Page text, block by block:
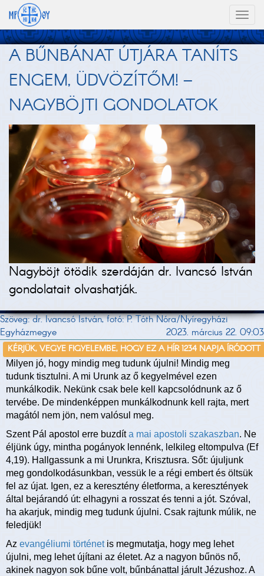
A BŰNBÁNAT ÚTJÁRA TANÍTS
ENGEM, ÜDVÖZÍTŐM! –
NAGYBÖJTI GONDOLATOK
Nagyböjt ötödik szerdáján dr. Ivancsó István
gondolatait olvashatják.
Szöveg: dr. Ivancsó István, fotó: P. Tóth Nóra/Nyíregyházi
Egyházmegye
2023. március 22. 09:03
KÉRJÜK, VEGYE FIGYELEMBE, HOGY EZ A HÍR 1234 NAPJA ÍRÓDOTT
Milyen jó, hogy mindig meg tudunk újulni! Mindig meg
tudunk tisztulni. A mi Urunk az ő kegyelmével ezen
munkálkodik. Nekünk csak bele kell kapcsolódnunk az ő
tervébe. De mindenképpen munkálkodnunk kell rajta, mert
magától nem jön, nem valósul meg.
Szent Pál apostol erre buzdíta mai apostoli szakaszban. Ne
éljünk úgy, mintha pogányok lennénk, lelkileg eltompulva (Ef
4,19). Hallgassunk a mi Urunkra, Krisztusra. Sőt: újuljunk
meg gondolkodásunkban, vessük le a régi embert és öltsük
fel az újat. Igen, ez a keresztény életforma, a keresztények
által bejárandó út: elhagyni a rosszat és tenni a jót. Szóval,
ha akarjuk, mindig meg tudunk újulni. Csak rajtunk múlik, ne
feledjük!
Az evangéliumi történetis megmutatja, hogy meg lehet
újulni, meg lehet újítani az életet. Az a nagyon bűnös nő,
akinek nagyon sok bűne volt, bűnbánattal járult Jézushoz. A